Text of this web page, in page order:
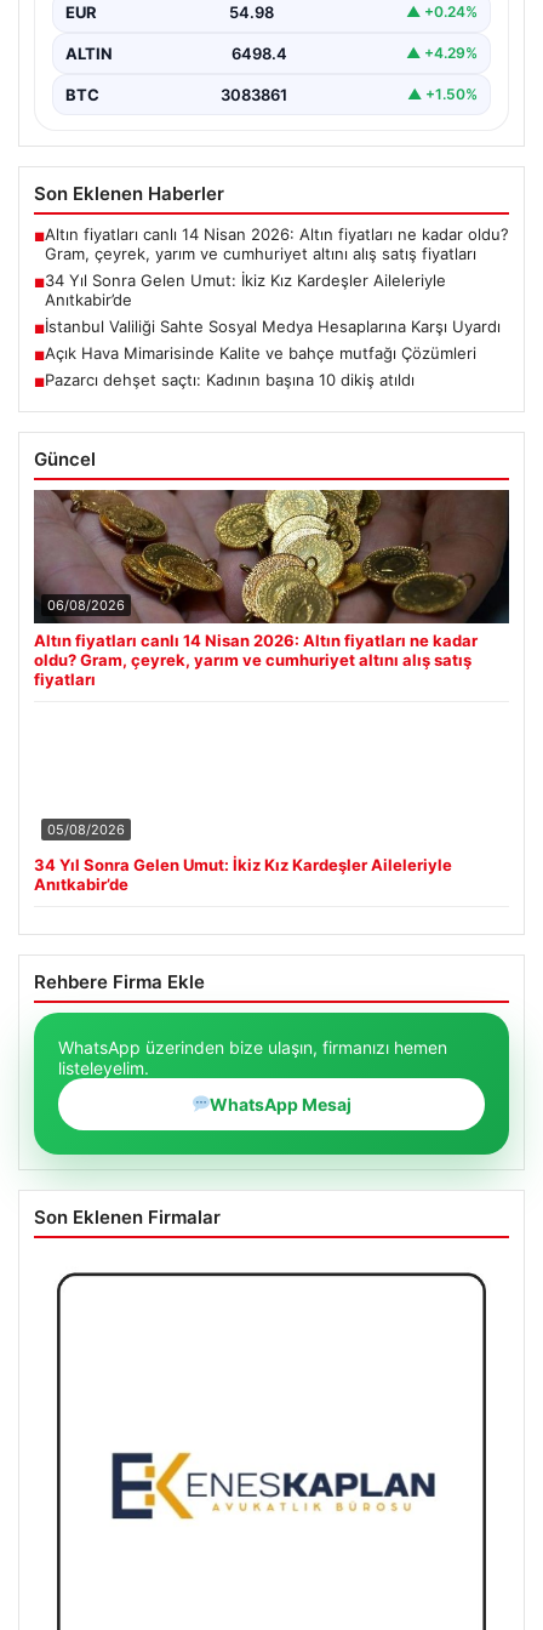
EUR 54.98 ▲ +0.24%
ALTIN 6498.4 ▲ +4.29%
BTC 3083861 ▲ +1.50%
Son Eklenen Haberler
■Altın fiyatları canlı 14 Nisan 2026: Altın fiyatları ne kadar oldu?
Gram, çeyrek, yarım ve cumhuriyet altını alış satış fiyatları
■34 Yıl Sonra Gelen Umut: İkiz Kız Kardeşler Aileleriyle
Anıtkabir’de
■İstanbul Valiliği Sahte Sosyal Medya Hesaplarına Karşı Uyardı
■Açık Hava Mimarisinde Kalite ve bahçe mutfağı Çözümleri
■Pazarcı dehşet saçtı: Kadının başına 10 dikiş atıldı
Güncel
06/08/2026
Altın fiyatları canlı 14 Nisan 2026: Altın fiyatları ne kadar
oldu? Gram, çeyrek, yarım ve cumhuriyet altını alış satış
fiyatları
05/08/2026
34 Yıl Sonra Gelen Umut: İkiz Kız Kardeşler Aileleriyle
Anıtkabir’de
Rehbere Firma Ekle
WhatsApp üzerinden bize ulaşın, firmanızı hemen
listeleyelim.
WhatsApp Mesaj
Son Eklenen Firmalar